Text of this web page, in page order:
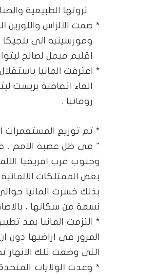
ثروتها الطبيعية
* ضمت الالزاس
ومورسينيه الى بلجيكا
اقليم ميمل لصالح
* اعترفت المانيا
الغاء اتفاقية بريست
رومانيا .
* تم توزيع المستعمرات
" فى ظل عصبة الامم .
وجنوب غرب اقريقيا
بعض الممتلكات
نسمة من سكانها ،
* التزمت المانيا بمد
المرور فى اراضيها دون
التى وضعت تلك الانهار
* وعدت الولايات